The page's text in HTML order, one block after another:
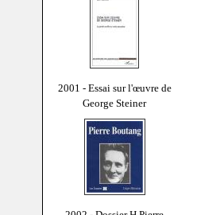
2001 - Essai sur l'œuvre de
George Steiner